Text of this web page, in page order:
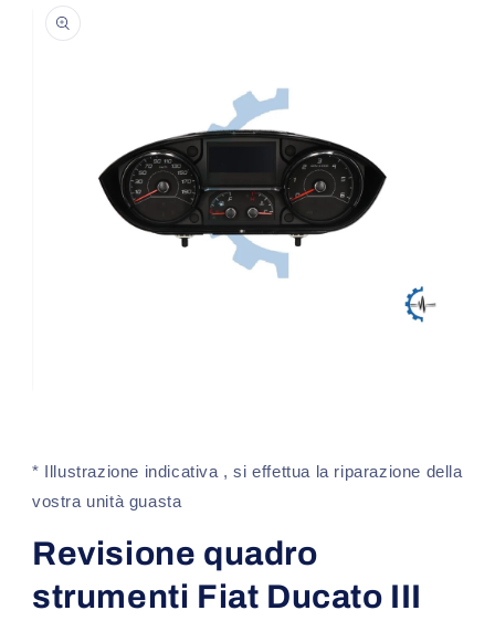
informazioni
sul prodotto
1
finestra
* Illustrazione indicativa , si effettua la riparazione della
vostra unità guasta
Revisione quadro
strumenti Fiat Ducato III